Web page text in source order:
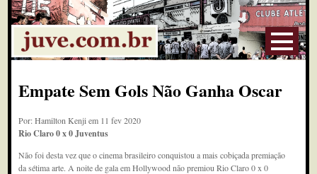
Empate Sem Gols Não Ganha Oscar
Por: Hamilton Kenji em 11 fev 2020
Rio Claro 0 x 0 Juventus
Não foi desta vez que o cinema brasileiro conquistou a mais cobiçada premiação
da sétima arte. A noite de gala em Hollywood não premiou Rio Claro 0 x 0